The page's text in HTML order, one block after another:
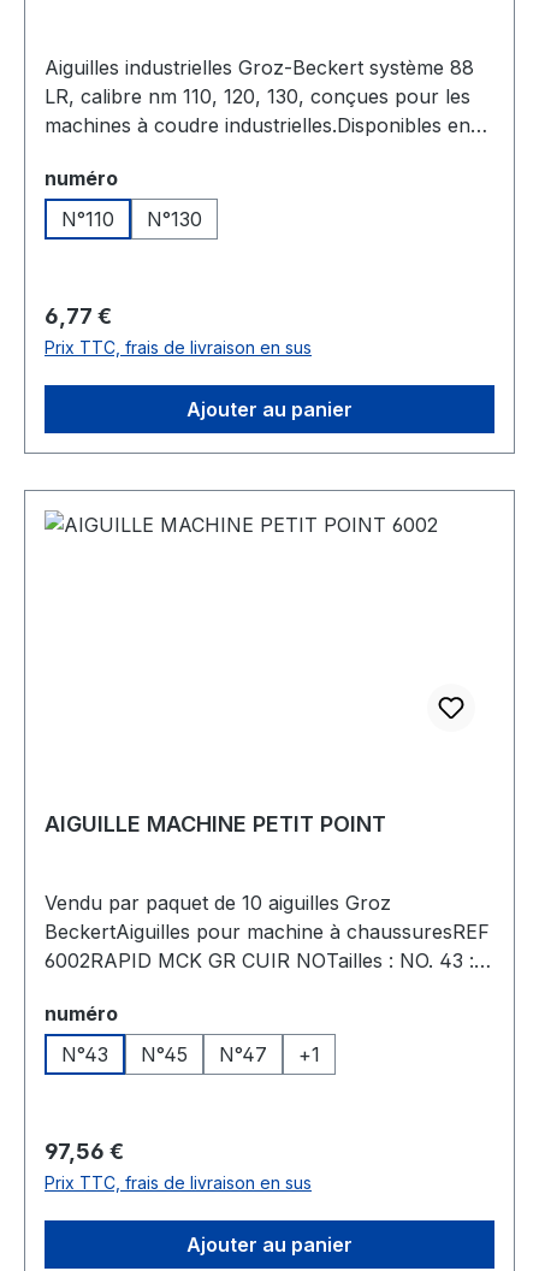
Aiguilles industrielles Groz-Beckert système 88
LR, calibre nm 110, 120, 130, conçues pour les
machines à coudre industrielles.Disponibles en
Sélectionnez
numéro
N°110
N°130
Prix régulier :
6,77 €
Prix TTC, frais de livraison en sus
Ajouter au panier
AIGUILLE MACHINE PETIT POINT
Vendu par paquet de 10 aiguilles Groz
BeckertAiguilles pour machine à chaussuresREF
6002RAPID MCK GR CUIR NOTailles : NO. 43 :
totale: 50,0 mmNO. 45 : Pointe: 23 | Épaisseur
d`aiguille: 210 | Longueur totale: 50,0 mmNO. 47
: Pointe: 23 | Épaisseur d`aiguille: 195 | Longueur
82/50.210.23 G 2
Sélectionnez
numéro
N°43
N°45 N°47 +1
Prix régulier :
97,56 €
Prix TTC, frais de livraison en sus
Ajouter au panier